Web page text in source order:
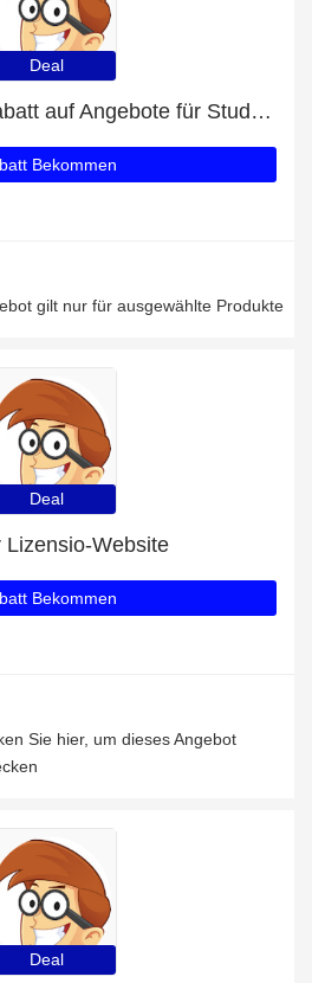
Deal
Erhalten Sie 8% Rabatt auf Angebote für Studenten
Bekommen
gilt nur für ausgewählte Produkte
Deal
Lizensio-Website
Bekommen
Sie hier, um dieses Angebot
Deal